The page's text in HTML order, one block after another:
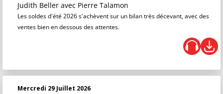
Judith Beller avec Pierre Talamon
Les soldes d'été 2026 s'achèvent sur un bilan très décevant, avec des
ventes bien en dessous des attentes.
Mercredi 29 Juillet 2026